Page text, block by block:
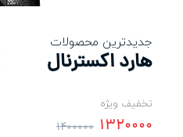
جدیدترین محصولات
هارد اکسترنال
تخفیف ویژه
1400000 1320000